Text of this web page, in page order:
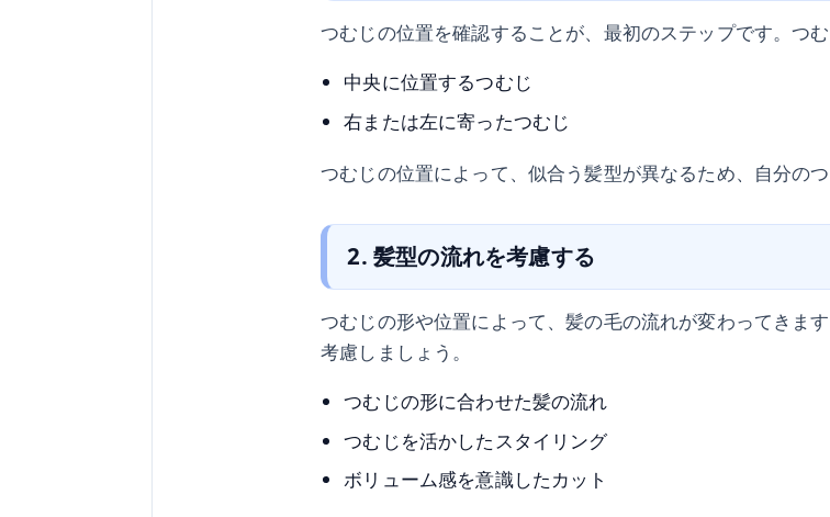
つむじの位置を確認することが、最初のステップです。つ
中央に位置するつむじ
右または左に寄ったつむじ
つむじの位置によって、似合う髪型が異なるため、自分の
2. 髪型の流れを考慮する
つむじの形や位置によって、髪の毛の流れが変わってきま
考慮しましょう。
つむじの形に合わせた髪の流れ
つむじを活かしたスタイリング
ボリューム感を意識したカット